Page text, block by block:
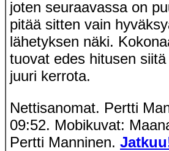
joten seuraavassa on
pitää sitten vain
lähetyksen näki.
tuovat edes hitusen
juuri kerrota.
Nettisanomat. Pertti
09:52. Mobikuvat:
Pertti Manninen.